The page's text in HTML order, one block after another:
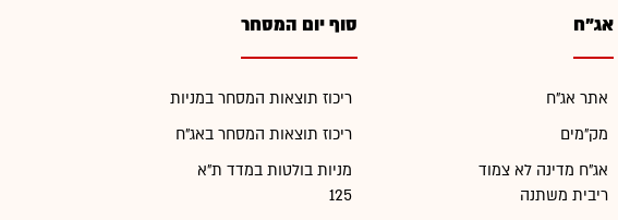
אג"ח
אתר אג"ח
מק"מים
אג"ח מדינה לא צמוד
ריבית משתנה
סוף יום המסחר
ריכוז תוצאות המסחר במניות
ריכוז תוצאות המסחר באג"ח
מניות בולטות במדד ת"א
125